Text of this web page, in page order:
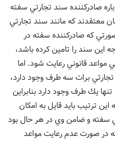
صادركننده سند تجارتي سفته
معتقدند كه مانند سند تجارتي
كه صادركننده سفته در
اين سند را تامين كرده باشد،
قانوني رعايت شود. اما
برات سه طرف وجود دارد،
يك طرف وجود دارد بنابراین
ترتيب بايد قايل به امكان
سفته و ضامن وي در هر حال بود
در صورت عدم رعايت مواعد